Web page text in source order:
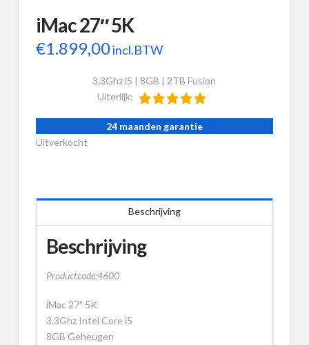
iMac 27″ 5K
€1.899,00incl.BTW
3,3Ghz i5 | 8GB | 2TB Fusion
Uiterlijk:
24 maanden garantie
Uitverkocht
Beschrijving
Beschrijving
Productcode:4600
iMac 27″ 5K
3,3Ghz Intel Core i5
8GB Geheugen